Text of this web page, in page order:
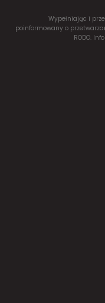
Wypełniając i
poinformowany o
RODO.